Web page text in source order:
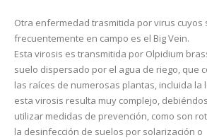
Otra enfermedad trasmitida por virus cuyos
frecuentemente en campo es el Big Vein.
Esta virosis es transmitida por Olpidium
suelo dispersado por el agua de riego, que
las raíces de numerosas plantas, incluida la
esta virosis resulta muy complejo,
utilizar medidas de prevención, como son
la desinfección de suelos por solarización o